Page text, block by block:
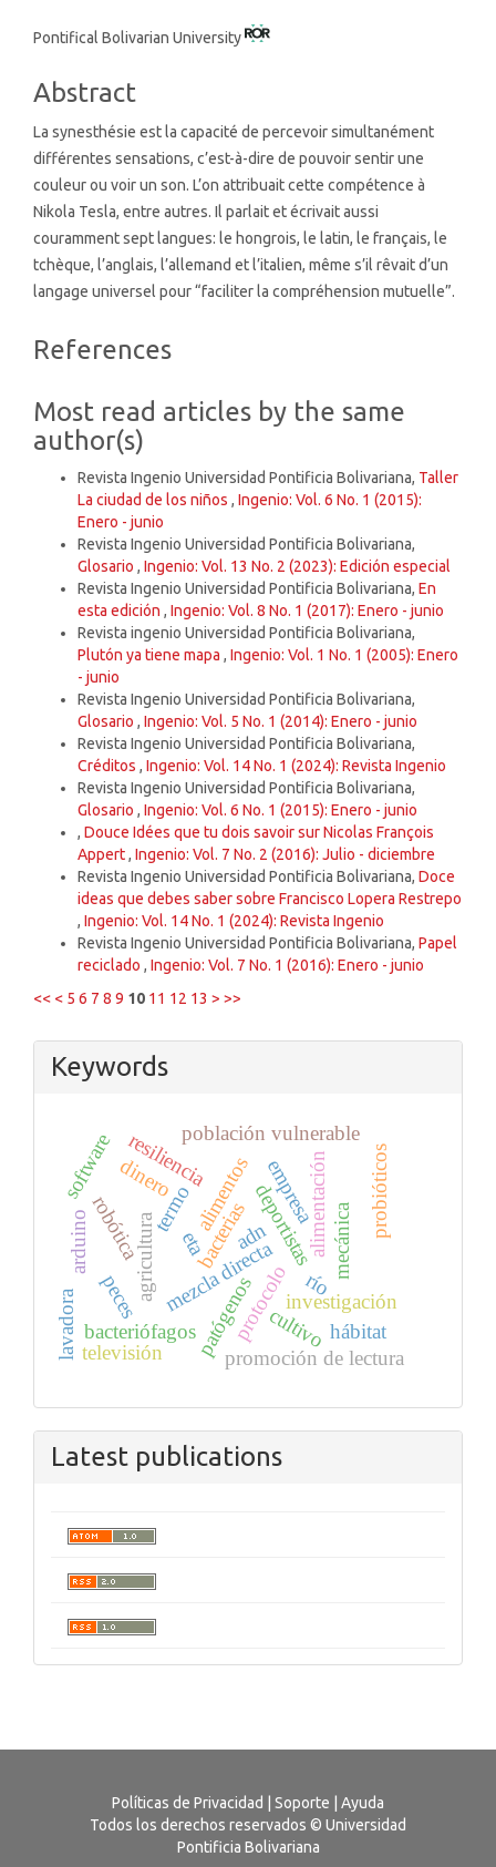
Main
Content
Pontifical Bolivarian University
Abstract
La synesthésie est la capacité de percevoir simultanément
différentes sensations, c’est-à-dire de pouvoir sentir une
couleur ou voir un son. L’on attribuait cette compétence à
Nikola Tesla, entre autres. Il parlait et écrivait aussi
couramment sept langues: le hongrois, le latin, le français, le
tchèque, l’anglais, l’allemand et l’italien, même s’il rêvait d’un
langage universel pour “faciliter la compréhension mutuelle”.
Article
References
Most read articles by the same
author(s)
Revista Ingenio Universidad Pontificia Bolivariana, Taller
La ciudad de los niños , Ingenio: Vol. 6 No. 1 (2015):
Enero - junio
Revista Ingenio Universidad Pontificia Bolivariana,
Glosario , Ingenio: Vol. 13 No. 2 (2023): Edición especial
Revista Ingenio Universidad Pontificia Bolivariana, En
esta edición , Ingenio: Vol. 8 No. 1 (2017): Enero - junio
Revista ingenio Universidad Pontificia Bolivariana,
Plutón ya tiene mapa , Ingenio: Vol. 1 No. 1 (2005): Enero
- junio
Revista Ingenio Universidad Pontificia Bolivariana,
Glosario , Ingenio: Vol. 5 No. 1 (2014): Enero - junio
Revista Ingenio Universidad Pontificia Bolivariana,
Créditos , Ingenio: Vol. 14 No. 1 (2024): Revista Ingenio
Revista Ingenio Universidad Pontificia Bolivariana,
Glosario , Ingenio: Vol. 6 No. 1 (2015): Enero - junio
, Douce Idées que tu dois savoir sur Nicolas François
Appert, Ingenio: Vol. 7 No. 2 (2016): Julio - diciembre
Revista Ingenio Universidad Pontificia Bolivariana, Doce
ideas que debes saber sobre Francisco Lopera Restrepo
, Ingenio: Vol. 14 No. 1 (2024): Revista Ingenio
Revista Ingenio Universidad Pontificia Bolivariana, Papel
reciclado , Ingenio: Vol. 7 No. 1 (2016): Enero - junio
<< < 5 6 7 8 9 10 11 12 13 > >>
Keywords
termo deportistasalimentación
mezcla directa
eta
bacterias
investigación
alimentos
protocolo
agricultura
resiliencia
cultivo
población vulnerable
promoción de lectura
robótica mecánica
patógenos
probióticos
bacteriófagos
empresa
dinero
software
arduino
televisión
peces
hábitat
río
lavadora
adn
Latest publications
Políticas de Privacidad Soporte
Ayuda
Todos los derechos reservados © Universidad
Pontificia Bolivariana